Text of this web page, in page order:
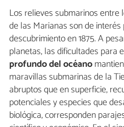
Los relieves submarinos entre
de las Marianas son de
descubrimiento en 1875. A
planetas, las dificultades para
profundo del océano
maravillas submarinas de la
abruptos que en superficie,
potenciales y especies que
biológica, corresponden